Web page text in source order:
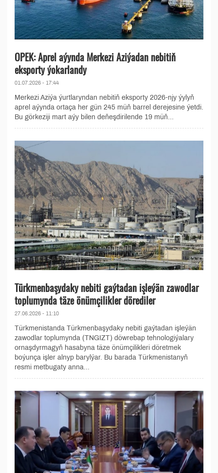
OPEK: Aprel aýynda Merkezi Aziýadan nebitiň
eksporty ýokarlandy
01.07.2026 - 17:44
Merkezi Aziýa ýurtlaryndan nebitiň eksporty 2026-njy ýylyň
aprel aýynda ortaça her gün 245 müň barrel derejesine ýetdi.
Bu görkeziji mart aýy bilen deňeşdirilende 19 müň...
Türkmenbaşydaky nebiti gaýtadan işleýän zawodlar
toplumynda täze önümçilikler dörediler
27.06.2026 - 11:10
Türkmenistanda Türkmenbaşydaky nebiti gaýtadan işleýän
zawodlar toplumynda (TNGIZT) döwrebap tehnologiýalary
ornaşdyrmagyň hasabyna täze önümçilikleri döretmek
boýunça işler alnyp barylýar. Bu barada Türkmenistanyň
resmi metbugaty anna...